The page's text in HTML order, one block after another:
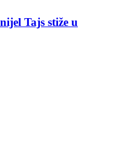
Tajs stiže u